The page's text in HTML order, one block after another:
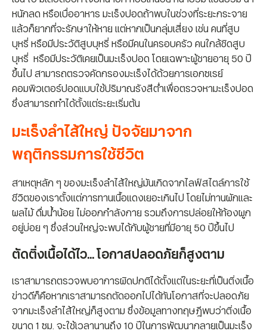
หนักลด หรือเบื่ออาหาร มะเร็งปอดถ้าพบในช่วงที่ระยะกระจาย
แล้วก็ยากที่จะรักษาให้หาย แต่หากเป็นกลุ่มเสี่ยง เช่น คนที่สูบ
บุหรี่ หรือมีประวัติสูบบุหรี่ หรือมีคนในครอบครัว คนใกล้ชิดสูบ
บุหรี่ หรือมีประวัติเคยเป็นมะเร็งปอด โดยเฉพาะผู้ชายอายุ 50 ปี
ขึ้นไป สามารถตรวจคัดกรองมะเร็งได้ด้วยการเอกซเรย์
คอมพิวเตอร์ปอดแบบใช้ปริมาณรังสีต่ำเพื่อตรวจหามะเร็งปอด
ซึ่งสามารถทำได้ตั้งแต่ระยะเริ่มต้น
มะเร็งลำไส้ใหญ่ ปัจจัยมาจาก
พฤติกรรมการใช้ชีวิต
สาเหตุหลัก ๆ ของมะเร็งลำไส้ใหญ่มันเกิดจากไลฟ์สไตล์การใช้
ชีวิตของเราตั้งแต่การทานเนื้อแดงเยอะเกินไป โดยไม่ทานผักและ
ผลไม้ ดื่มน้ำน้อย ไม่ออกกำลังกาย รวมถึงการปล่อยให้ท้องผูก
อยู่บ่อย ๆ ซึ่งส่วนใหญ่จะพบได้กับผู้ชายที่มีอายุ 50 ปีขึ้นไป
ตัดติ่งเนื้อได้ไว... โอกาสปลอดภัยก็สูงตาม
เราสามารถตรวจพบอาการผิดปกติได้ตั้งแต่ในระยะที่เป็นติ่งเนื้อ
ข่าวดีก็คือหากเราสามารถตัดออกไปได้ทันโอกาสที่จะปลอดภัย
จากมะเร็งลำไส้ใหญ่ก็สูงตาม ซึ่งข้อมูลทางทฤษฎีพบว่าติ่งเนื้อ
ขนาด 1 ซม. จะใช้เวลานานถึง 10 ปีในการพัฒนากลายเป็นมะเร็ง